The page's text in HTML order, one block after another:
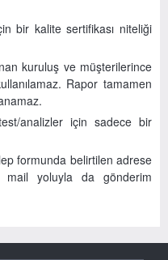
bir kalite sertifikası niteliği
kuruluş ve müşterilerince
Rapor tamamen
analizler için sadece bir
formunda belirtilen adrese
mail yoluyla da gönderim